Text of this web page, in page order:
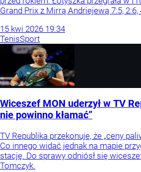
Grand Prix z Mirrą Andriejewą 7:5, 2:6,
15 kwi 2026 19:34
TenisSport
Wiceszef MON uderzył w TV
nie powinno kłamać”
TV Republika przekonuje, że „ceny
Co innego widać jednak na mapie
stację. Do sprawy odniósł się
Tomczyk.